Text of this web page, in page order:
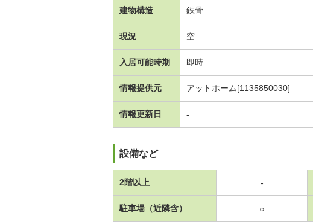
建物構造 鉄骨
現況 空
入居可能時期 即時
情報提供元 アットホーム[1135850030]
情報更新日 -
設備など
2階以上 -
駐車場（近隣含） ○